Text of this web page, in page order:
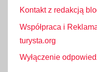
Kontakt z redakcją
Współpraca i
turysta.org
Wyłączenie